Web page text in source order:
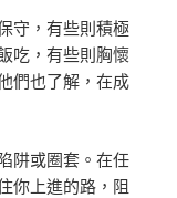
守，有些則積極
吃，有些則胸懷
們也了解，在成
阱或圈套。在任
你上進的路，阻